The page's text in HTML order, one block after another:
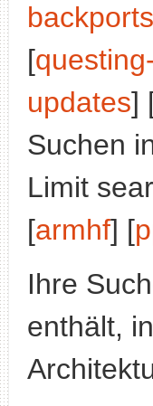
backports
[
updates]
Suchen
Limit
[armhf] [
Ihre
enthält,